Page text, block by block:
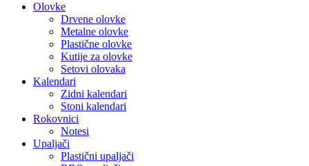
Olovke
Drvene olovke
Metalne olovke
Plastične olovke
Kutije za olovke
Setovi olovaka
Kalendari
Zidni kalendari
Stoni kalendari
Rokovnici
Notesi
Upaljači
Plastični upaljači